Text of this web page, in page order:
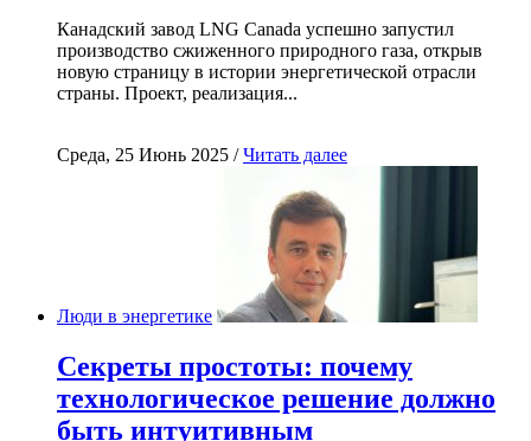
Канадский завод LNG Canada успешно запустил
производство сжиженного природного газа, открыв
новую страницу в истории энергетической отрасли
страны. Проект, реализация...
Среда, 25 Июнь 2025 /Читать далее
Люди в энергетике
Секреты простоты: почему
технологическое решение должно
быть интуитивным